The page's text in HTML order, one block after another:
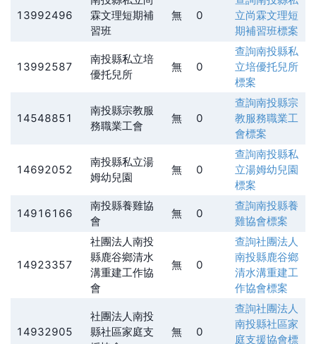
13992496
霖文理短期補
習班
無 0
立尚霖文理短
期補習班標案
13992587
南投縣私立培
優托兒所
無 0
查詢南投縣私
立培優托兒所
標案
14548851
南投縣宗教服
務職業工會
無 0
查詢南投縣宗
教服務職業工
會標案
14692052
南投縣私立湯
姆幼兒園
無 0
查詢南投縣私
立湯姆幼兒園
標案
14916166
南投縣養雞協
會
無 0
查詢南投縣養
雞協會標案
14923357
社團法人南投
縣鹿谷鄉清水
溝重建工作協
會
無 0
查詢社團法人
南投縣鹿谷鄉
清水溝重建工
作協會標案
14932905
社團法人南投
縣社區家庭支
無 0
查詢社團法人
南投縣社區家
庭支援協會標